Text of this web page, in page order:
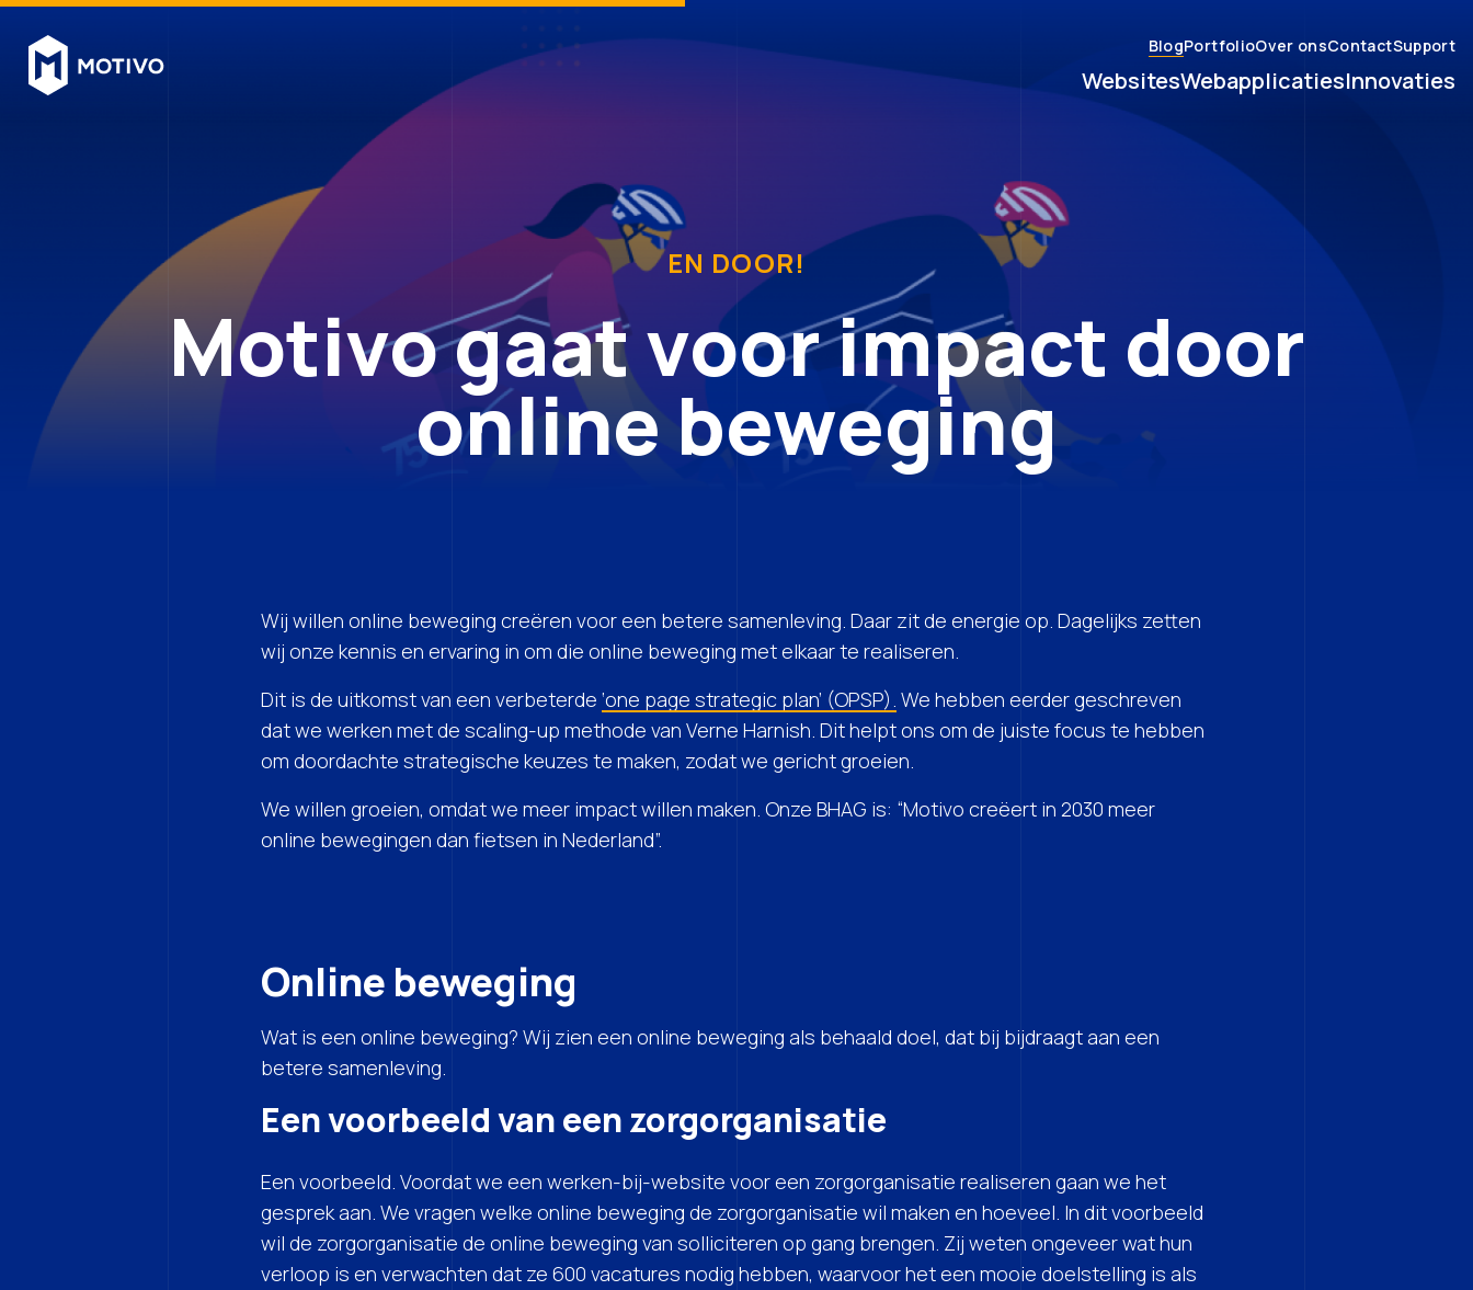
BlogPortfolioOver onsContactSupport
WebsitesWebapplicatiesInnovaties
Motivo gaat voor impact door
online beweging
EN DOOR!
Wij willen online beweging creëren voor een betere samenleving. Daar zit de energie op. Dagelijks zetten
wij onze kennis en ervaring in om die online beweging met elkaar te realiseren.
Dit is de uitkomst van een verbeterde ‘one page strategic plan’ (OPSP). We hebben eerder geschreven
dat we werken met de scaling-up methode van Verne Harnish. Dit helpt ons om de juiste focus te hebben
om doordachte strategische keuzes te maken, zodat we gericht groeien.
We willen groeien, omdat we meer impact willen maken. Onze BHAG is: “Motivo creëert in 2030 meer
online bewegingen dan fietsen in Nederland”.
Online beweging
Wat is een online beweging? Wij zien een online beweging als behaald doel, dat bij bijdraagt aan een
betere samenleving.
Een voorbeeld van een zorgorganisatie
Een voorbeeld. Voordat we een werken-bij-website voor een zorgorganisatie realiseren gaan we het
gesprek aan. We vragen welke online beweging de zorgorganisatie wil maken en hoeveel. In dit voorbeeld
wil de zorgorganisatie de online beweging van solliciteren op gang brengen. Zij weten ongeveer wat hun
verloop is en verwachten dat ze 600 vacatures nodig hebben, waarvoor het een mooie doelstelling is als